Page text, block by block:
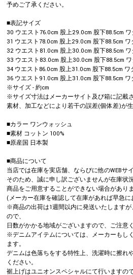
予めご了承ください。
■表記サイズ
30 ウエスト76.0cm 股上29.0cm 股下88.5cm
31 ウエスト78.0cm 股上29.0cm 股下88.5cm
32 ウエスト81.0cm 股上30.0cm 股下88.5cm
33 ウエスト83.0cm 股上30.0cm 股下88.5cm
34 ウエスト86.0cm 股上31.0cm 股下88.5cm
36 ウエスト91.0cm 股上31.0cm 股下88.5cm
※サイズ - 約cm
※サイズ寸法はメーカーサイト及び箱に記載
素材、加工などにより若干の誤差(個体差)が
■カラー ワンウォッシュ
■素材 コットン 100%
■原産国 日本製
■商品について
当店では在庫を実店舗、ならびに他のWEBサ
そのため、誠に申し訳ございませんが在庫状
商品をご用意することができない場合がありま
(メーカー在庫を確認して在庫があれば早急
※商品の出荷は1週間以内に発送いたします
ので、
日数がかかる地域がございますので、ご注意
※デニムアイテムについては、メーカーもし
ます。
デニムは色落ちをする特性上、洗濯時に擦れ
ください。
裾上げはユニオンスペシャルにて行いますので